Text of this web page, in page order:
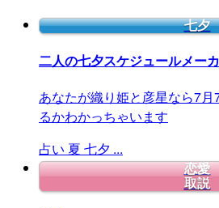
七夕
二人の七夕スケジュールメー
あなたが織り姫と彦星なら7
るかわかっちゃいます
占い 夏 七夕 ...
恋愛
取説